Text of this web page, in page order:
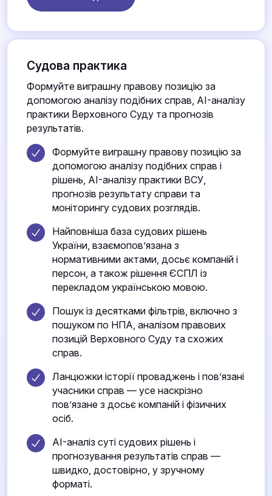
Судова практика
Формуйте виграшну правову позицію за
допомогою аналізу подібних справ, AI-аналізу
практики Верховного Суду та прогнозів
результатів.
Формуйте виграшну правову позицію за
допомогою аналізу подібних справ і
рішень, AI-аналізу практики ВСУ,
прогнозів результату справи та
моніторингу судових розглядів.
Найповніша база судових рішень
України, взаємопов’язана з
нормативними актами, досьє компаній і
персон, а також рішення ЄСПЛ із
перекладом українською мовою.
Пошук із десятками фільтрів, включно з
пошуком по НПА, аналізом правових
позицій Верховного Суду та схожих
справ.
Ланцюжки історії проваджень і пов’язані
учасники справ — усе наскрізно
пов’язане з досьє компаній і фізичних
осіб.
AI-аналіз суті судових рішень і
прогнозування результатів справ —
швидко, достовірно, у зручному
форматі.